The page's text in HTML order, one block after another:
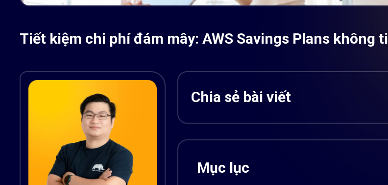
Tiết kiệm chi phí đám mây: AWS Savings Plans không
Chia sẻ bài viết
Mục lục